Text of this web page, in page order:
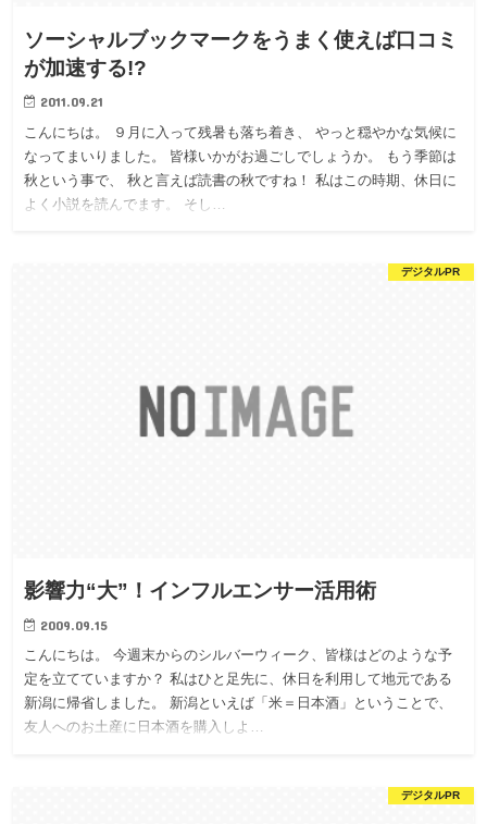
ソーシャルブックマークをうまく使えば口コミ
が加速する!?
2011.09.21
こんにちは。 ９月に入って残暑も落ち着き、 やっと穏やかな気候に
なってまいりました。 皆様いかがお過ごしでしょうか。 もう季節は
秋という事で、 秋と言えば読書の秋ですね！ 私はこの時期、休日に
よく小説を読んでます。 そし…
デジタルPR
影響力“大”！インフルエンサー活用術
2009.09.15
こんにちは。 今週末からのシルバーウィーク、皆様はどのような予
定を立てていますか？ 私はひと足先に、休日を利用して地元である
新潟に帰省しました。 新潟といえば「米＝日本酒」ということで、
友人へのお土産に日本酒を購入しよ…
デジタルPR